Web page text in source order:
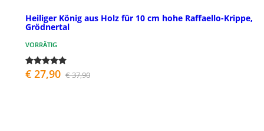
Heiliger König aus Holz für 10 cm hohe Raffaello-Krippe,
Grödnertal
VORRÄTIG
€ 27,90 € 37,90